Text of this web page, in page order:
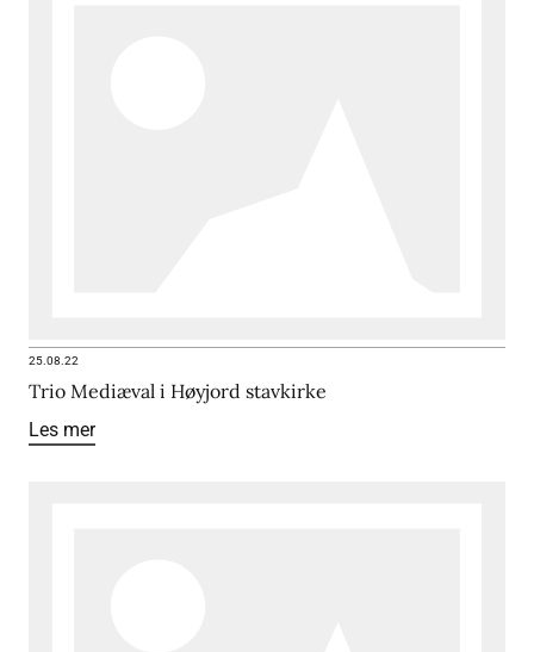
25.08.22
Trio Mediæval i Høyjord stavkirke
Les mer